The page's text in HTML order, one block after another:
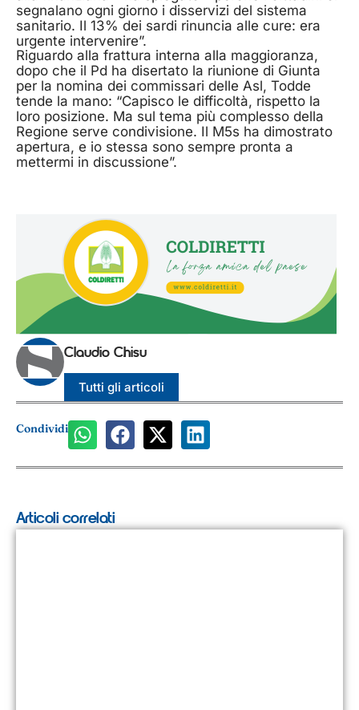
segnalano ogni giorno i disservizi del sistema
sanitario. Il 13% dei sardi rinuncia alle cure: era
urgente intervenire”.
Riguardo alla frattura interna alla maggioranza,
dopo che il Pd ha disertato la riunione di Giunta
per la nomina dei commissari delle Asl, Todde
tende la mano: “Capisco le difficoltà, rispetto la
loro posizione. Ma sul tema più complesso della
Regione serve condivisione. Il M5s ha dimostrato
apertura, e io stessa sono sempre pronta a
mettermi in discussione”.
Claudio Chisu
Tutti gli articoli
Condividi
Articoli correlati